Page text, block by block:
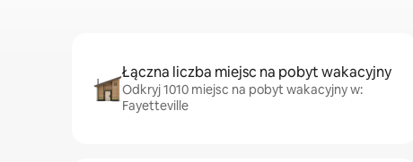
Łączna liczba miejsc na pobyt wakacyjny
Odkryj 1010 miejsc na pobyt wakacyjny w:
Fayetteville